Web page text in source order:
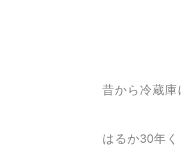
昔から冷蔵
はるか30年